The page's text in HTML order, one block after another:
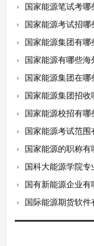
国家能源笔试考
国家能源考试招
国家能源集团有
国家能源有哪些
国家能源集团在
国家能源集团招
国家能源校招有
国家能源考试范
国家能源的职称
国科大能源学院
国有新能源企业
国际能源期货软